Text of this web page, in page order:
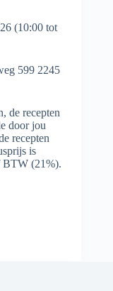
(10:00 tot
599 2245
de recepten
door jou
recepten
is
BTW (21%).